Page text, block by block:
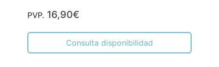
PVP. 16,90€
Consulta disponibilidad